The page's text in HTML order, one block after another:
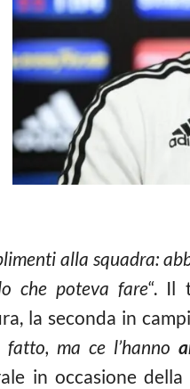
alla squadra:
che poteva fare“. Il
la seconda in
fatto, ma ce l’hanno
in occasione